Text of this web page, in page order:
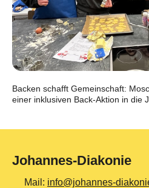
Backen schafft Gemeinschaft:
einer inklusiven Back-Aktion in die
Johannes-Diakonie
Mail: info@johannes-